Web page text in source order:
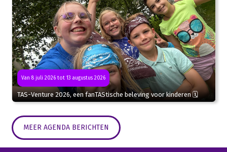
Van 8 juli 2026 tot 13 augustus 2026
TAS-Venture 2026, een fanTAStische beleving voor kinderen 🗓
MEER AGENDA BERICHTEN